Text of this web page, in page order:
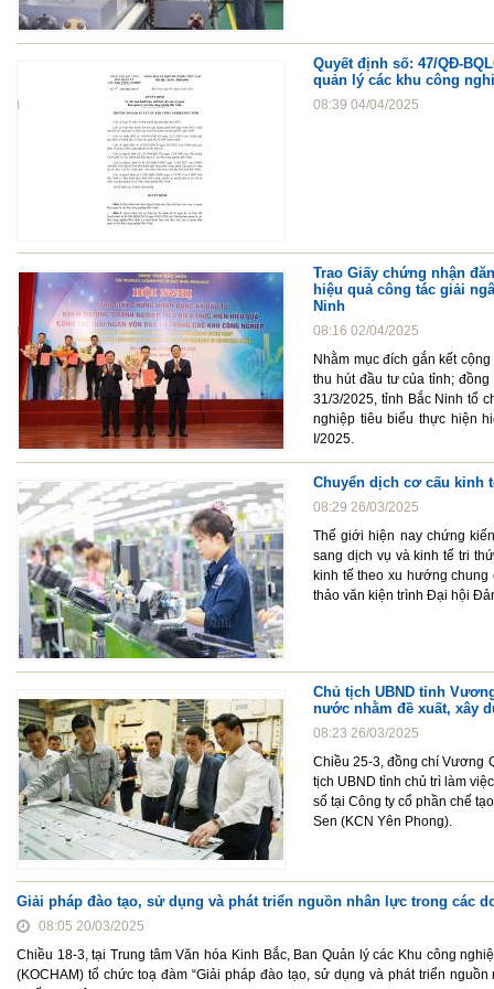
Quyết định số: 47/QĐ-
quản lý các khu công
08:39 04/04/2025
Trao Giấy chứng nhận
hiệu quả công tác giải
Ninh
08:16 02/04/2025
Nhằm mục đích gắn kết
thu hút đầu tư của tỉnh;
31/3/2025, tỉnh Bắc Ninh tổ
nghiệp tiêu biểu thực hiện
I/2025.
Chuyển dịch cơ cấu kinh
08:29 26/03/2025
Thế giới hiện nay chứng
sang dịch vụ và kinh tế tri
kinh tế theo xu hướng
thảo văn kiện trình Đại hội
Chủ tịch UBND tỉnh
nước nhằm đề xuất, xây
08:23 26/03/2025
Chiều 25-3, đồng chí Vương
tịch UBND tỉnh chủ trì làm
số tại Công ty cổ phần chế
Sen (KCN Yên Phong).
Giải pháp đào tạo, sử dụng và phát triển nguồn nhân lực trong các
08:05 20/03/2025
Chiều 18-3, tại Trung tâm Văn hóa Kinh Bắc, Ban Quản lý các Khu công
(KOCHAM) tổ chức toạ đàm “Giải pháp đào tạo, sử dụng và phát triển